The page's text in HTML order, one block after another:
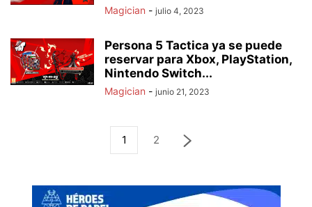
Magician - julio 4, 2023
Persona 5 Tactica ya se puede
reservar para Xbox, PlayStation,
Nintendo Switch...
Magician - junio 21, 2023
1 2